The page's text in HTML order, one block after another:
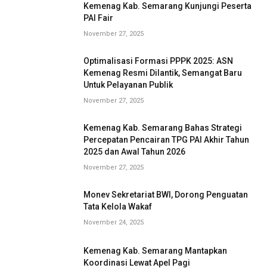
Kemenag Kab. Semarang Kunjungi Peserta
PAI Fair
November 27, 2025
Optimalisasi Formasi PPPK 2025: ASN
Kemenag Resmi Dilantik, Semangat Baru
Untuk Pelayanan Publik
November 27, 2025
Kemenag Kab. Semarang Bahas Strategi
Percepatan Pencairan TPG PAI Akhir Tahun
2025 dan Awal Tahun 2026
November 27, 2025
Monev Sekretariat BWI, Dorong Penguatan
Tata Kelola Wakaf
November 24, 2025
Kemenag Kab. Semarang Mantapkan
Koordinasi Lewat Apel Pagi